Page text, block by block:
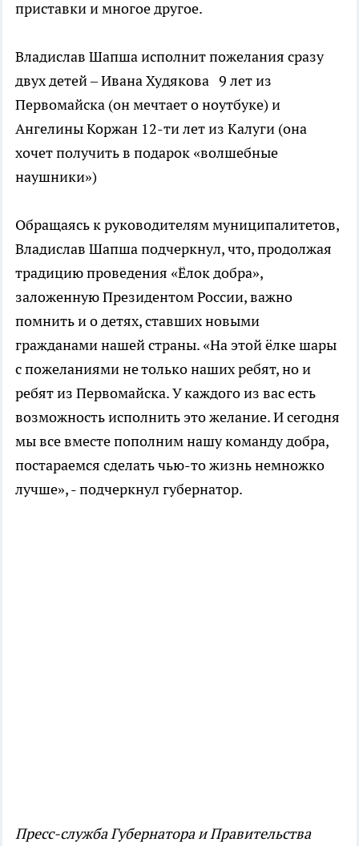
приставки и многое другое.
Владислав Шапша исполнит пожелания сразу
двух детей – Ивана Худякова 9 лет из
Первомайска (он мечтает о ноутбуке) и
Ангелины Коржан 12-ти лет из Калуги (она
хочет получить в подарок «волшебные
наушники»)
Обращаясь к руководителям муниципалитетов,
Владислав Шапша подчеркнул, что, продолжая
традицию проведения «Ёлок добра»,
заложенную Президентом России, важно
помнить и о детях, ставших новыми
гражданами нашей страны. «На этой ёлке шары
с пожеланиями не только наших ребят, но и
ребят из Первомайска. У каждого из вас есть
возможность исполнить это желание. И сегодня
мы все вместе пополним нашу команду добра,
постараемся сделать чью-то жизнь немножко
лучше», - подчеркнул губернатор.
Пресс-служба Губернатора и Правительства